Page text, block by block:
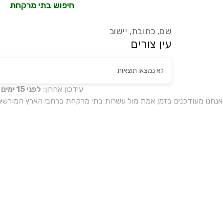
חיפוש בתי מרקחת
שם, כתובת, יישוב
עידכון אחרון: לפני 15 ימים
אנחנו מעודכנים בזמן אמת מול עשרות בתי מרקחת ברחבי הארץ
לא נמצאו תוצאות